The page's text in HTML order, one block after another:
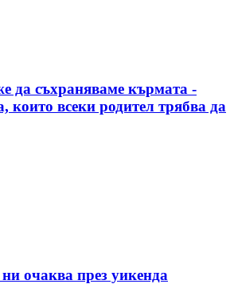
да съхраняваме кърмата -
които всеки родител трябва да
очаква през уикенда